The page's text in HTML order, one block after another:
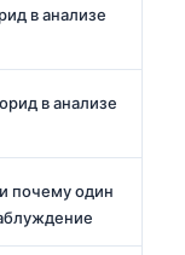
в анализе
в анализе
почему один